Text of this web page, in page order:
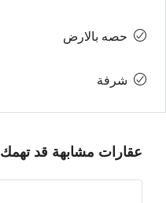
حصه بالارض
شرفة
عقارات مشابهة قد تهمك